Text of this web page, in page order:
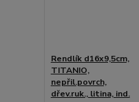
Rendlík d16x9,5cm,
TITANIO,
nepřil.povrch,
dřev.ruk., litina, ind.